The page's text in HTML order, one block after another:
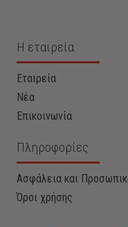
Η εταιρεία
Εταιρεία
Νέα
Επικοινωνία
Πληροφορίες
Ασφάλεια και
Όροι χρήσης